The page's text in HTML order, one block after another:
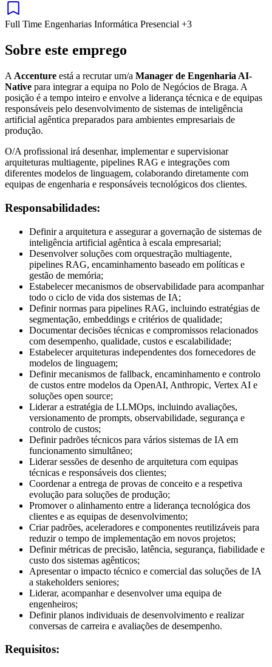
Full Time Engenharias Informática Presencial +3
Sobre este emprego
A Accenture está a recrutar um/a Manager de Engenharia AI-
Native para integrar a equipa no Polo de Negócios de Braga. A
posição é a tempo inteiro e envolve a liderança técnica e de equipas
responsáveis pelo desenvolvimento de sistemas de inteligência
artificial agêntica preparados para ambientes empresariais de
produção.
O/A profissional irá desenhar, implementar e supervisionar
arquiteturas multiagente, pipelines RAG e integrações com
diferentes modelos de linguagem, colaborando diretamente com
equipas de engenharia e responsáveis tecnológicos dos clientes.
Responsabilidades:
Definir a arquitetura e assegurar a governação de sistemas de
inteligência artificial agêntica à escala empresarial;
Desenvolver soluções com orquestração multiagente,
pipelines RAG, encaminhamento baseado em políticas e
gestão de memória;
Estabelecer mecanismos de observabilidade para acompanhar
todo o ciclo de vida dos sistemas de IA;
Definir normas para pipelines RAG, incluindo estratégias de
segmentação, embeddings e critérios de qualidade;
Documentar decisões técnicas e compromissos relacionados
com desempenho, qualidade, custos e escalabilidade;
Estabelecer arquiteturas independentes dos fornecedores de
modelos de linguagem;
Definir mecanismos de fallback, encaminhamento e controlo
de custos entre modelos da OpenAI, Anthropic, Vertex AI e
soluções open source;
Liderar a estratégia de LLMOps, incluindo avaliações,
versionamento de prompts, observabilidade, segurança e
controlo de custos;
Definir padrões técnicos para vários sistemas de IA em
funcionamento simultâneo;
Liderar sessões de desenho de arquitetura com equipas
técnicas e responsáveis dos clientes;
Coordenar a entrega de provas de conceito e a respetiva
evolução para soluções de produção;
Promover o alinhamento entre a liderança tecnológica dos
clientes e as equipas de desenvolvimento;
Criar padrões, aceleradores e componentes reutilizáveis para
reduzir o tempo de implementação em novos projetos;
Definir métricas de precisão, latência, segurança, fiabilidade e
custo dos sistemas agênticos;
Apresentar o impacto técnico e comercial das soluções de IA
a stakeholders seniores;
Liderar, acompanhar e desenvolver uma equipa de
engenheiros;
Definir planos individuais de desenvolvimento e realizar
conversas de carreira e avaliações de desempenho.
Requisitos: